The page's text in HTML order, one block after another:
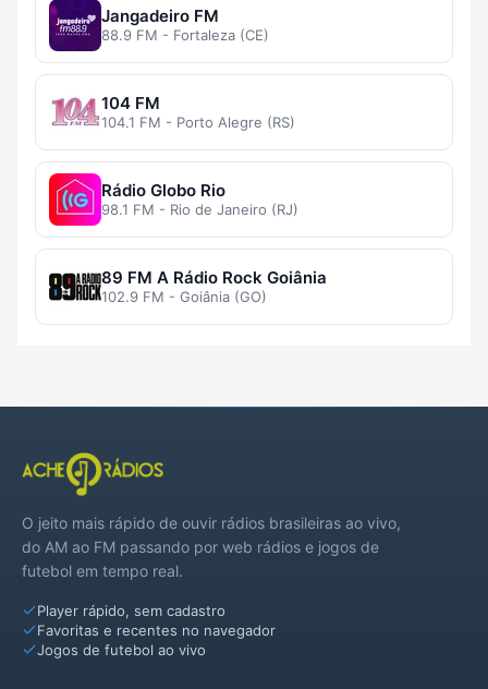
Jangadeiro FM
88.9 FM - Fortaleza (CE)
104 FM
104.1 FM - Porto Alegre (RS)
Rádio Globo Rio
98.1 FM - Rio de Janeiro (RJ)
89 FM A Rádio Rock Goiânia
102.9 FM - Goiânia (GO)
O jeito mais rápido de ouvir rádios brasileiras ao vivo,
do AM ao FM passando por web rádios e jogos de
futebol em tempo real.
Player rápido, sem cadastro
Favoritas e recentes no navegador
Jogos de futebol ao vivo